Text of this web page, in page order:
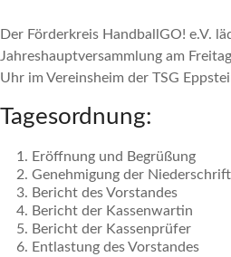
Der Förderkreis HandballGO! e.V.
Jahreshauptversammlung am
Uhr im Vereinsheim der TSG
Tagesordnung:
Eröffnung und Begrüßung
Genehmigung der
Bericht des Vorstandes
Bericht der Kassenwartin
Bericht der Kassenprüfer
Entlastung des Vorstandes